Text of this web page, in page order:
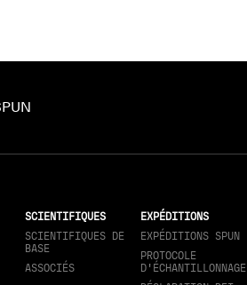
SCIENTIFIQUES
SCIENTIFIQUES DE
BASE
ASSOCIÉS
EXPÉDITIONS
EXPÉDITIONS SPUN
PROTOCOLE
D'ÉCHANTILLONNAGE